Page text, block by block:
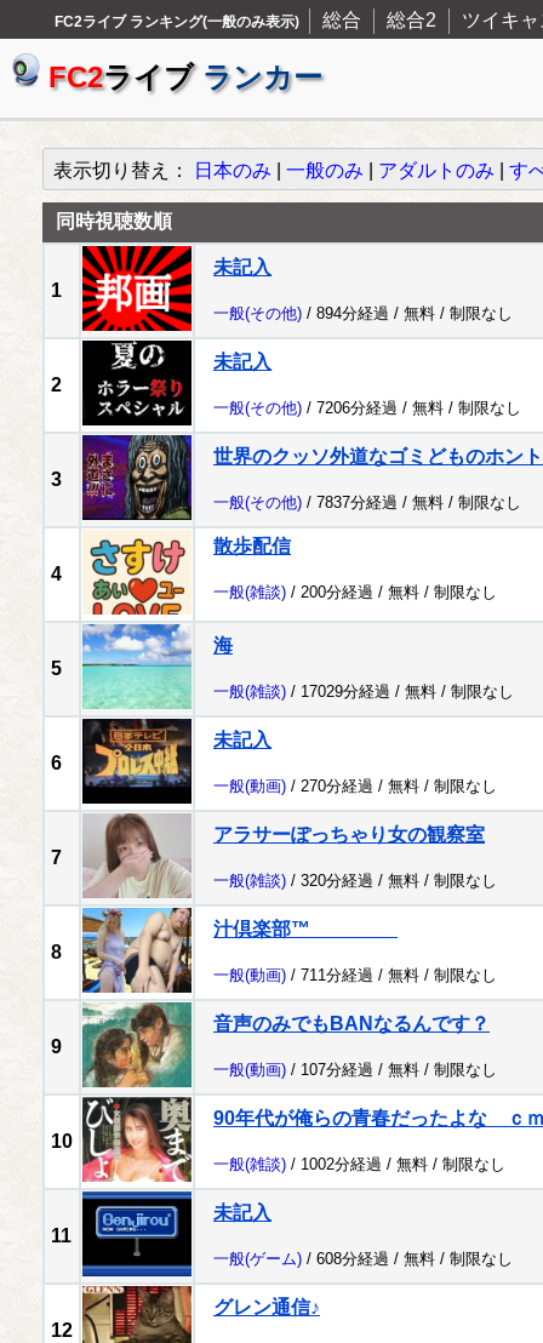
FC2ライブ ランキング(一般のみ表示) 総合 総合2 ツイキャ
FC2ライブ ランカー
表示切り替え： 日本のみ 一般のみ アダルトのみ す
同時視聴数順
1
未記入
一般(その他) / 894分経過 / 無料 / 制限なし
2
未記入
一般(その他) / 7206分経過 / 無料 / 制限なし
3
世界のクッソ外道なゴミどものホン
一般(その他) / 7837分経過 / 無料 / 制限なし
4
散歩配信
一般(雑談) / 200分経過 / 無料 / 制限なし
5
海
一般(雑談) / 17029分経過 / 無料 / 制限なし
6
未記入
一般(動画) / 270分経過 / 無料 / 制限なし
7
アラサーぽっちゃり女の観察室
一般(雑談) / 320分経過 / 無料 / 制限なし
8
汁倶楽部™
一般(動画) / 711分経過 / 無料 / 制限なし
9
音声のみでもBANなるんです？
一般(動画) / 107分経過 / 無料 / 制限なし
10
90年代が俺らの青春だったよな ｃ
一般(雑談) / 1002分経過 / 無料 / 制限なし
11
未記入
一般(ゲーム) / 608分経過 / 無料 / 制限なし
12
グレン通信♪